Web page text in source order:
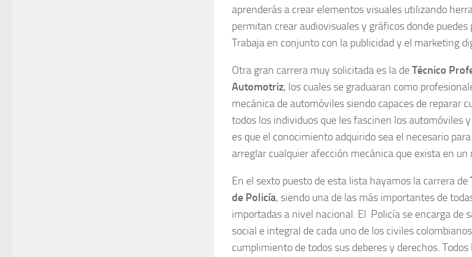
aprenderás a crear elementos visuales utilizando
permitan crear audiovisuales y gráficos donde
Trabaja en conjunto con la publicidad y el marketing
Otra gran carrera muy solicitada es la deTécnico
Automotriz, los cuales se graduaran como
mecánica de automóviles siendo capaces de reparar
todos los individuos que les fascinen los automóviles
es que el conocimiento adquirido sea el necesario
arreglar cualquier afección mecánica que exista en
En el sexto puesto de esta lista hayamos la carrera de
de Policía, siendo una de las más importantes de
importadas a nivel nacional. El Policía se encarga de
social e integral de cada uno de los civiles
cumplimiento de todos sus deberes y derechos.